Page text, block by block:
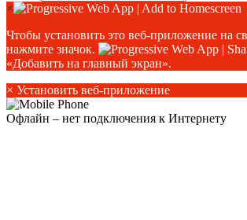
×
Чтобы установить это веб-приложение на
нажмите значок.
«Добавить на главный экран».
× Установить веб-приложение
Офлайн – нет подключения к Интернету